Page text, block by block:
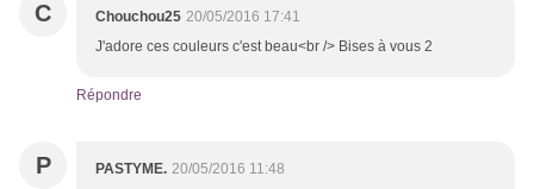
C Chouchou25 20/05/2016 17:41
J'adore ces couleurs c'est beau<br /> Bises à vous 2
Répondre
P PASTYME. 20/05/2016 11:48